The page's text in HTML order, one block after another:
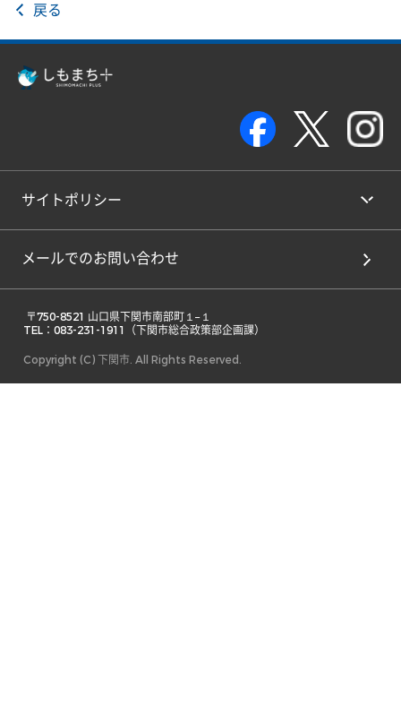
戻る
サイトポリシー
メールでのお問い合わせ
TEL：083-231-1911（下関市総合政策部企画課）
Copyright (C) 下関市. All Rights Reserved.